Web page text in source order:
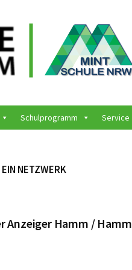
Schulprogramm Service
NETZWERK
Anzeiger Hamm / Hamm